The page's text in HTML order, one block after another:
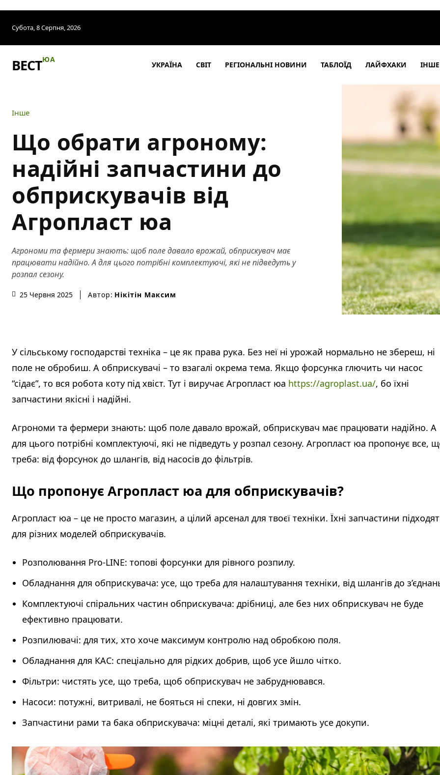
Субота, 8 Серпня, 2026
ВЕСТЮА
УКРАЇНА СВІТ РЕГІОНАЛЬНІ НОВИНИ ТАБЛОЇД ЛАЙФХАКИ ІНШЕ
Інше
Що обрати агроному:
надійні запчастини до
обприскувачів від
Агропласт юа
Агрономи та фермери знають: щоб поле давало врожай, обприскувач має
працювати надійно. А для цього потрібні комплектуючі, які не підведуть у
розпал сезону.
25 Червня 2025 Автор: Нікітін Максим
У сільському господарстві техніка – це як права рука. Без неї ні урожай нормально не збереш, ні
поле не обробиш. А обприскувачі – то взагалі окрема тема. Якщо форсунка глючить чи насос
“сідає”, то вся робота коту під хвіст. Тут і виручає Агропласт юа https://agroplast.ua/, бо їхні
запчастини якісні і надійні.
Агрономи та фермери знають: щоб поле давало врожай, обприскувач має працювати надійно. А
для цього потрібні комплектуючі, які не підведуть у розпал сезону. Агропласт юа пропонує все,
треба: від форсунок до шлангів, від насосів до фільтрів.
Що пропонує Агропласт юа для обприскувачів?
Агропласт юа – це не просто магазин, а цілий арсенал для твоєї техніки. Їхні запчастини
для різних моделей обприскувачів.
Розполювання Pro-LINE: топові форсунки для рівного розпилу.
Обладнання для обприскувача: усе, що треба для налаштування техніки, від шлангів до
Комплектуючі спіральних частин обприскувача: дрібниці, але без них обприскувач не буде
ефективно працювати.
Розпилювачі: для тих, хто хоче максимум контролю над обробкою поля.
Обладнання для КАС: спеціально для рідких добрив, щоб усе йшло чітко.
Фільтри: чистять усе, що треба, щоб обприскувач не забруднювався.
Насоси: потужні, витривалі, не бояться ні спеки, ні довгих змін.
Запчастини рами та бака обприскувача: міцні деталі, які тримають усе докупи.